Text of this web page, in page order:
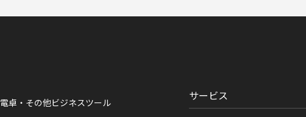
電卓・その他ビジネスツール サービス